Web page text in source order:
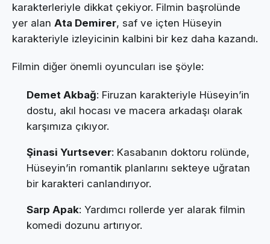
karakterleriyle dikkat çekiyor. Filmin başrolünde
yer alan Ata Demirer, saf ve içten Hüseyin
karakteriyle izleyicinin kalbini bir kez daha kazandı.
Filmin diğer önemli oyuncuları ise şöyle:
Demet Akbağ: Firuzan karakteriyle Hüseyin’in
dostu, akıl hocası ve macera arkadaşı olarak
karşımıza çıkıyor.
Şinasi Yurtsever: Kasabanın doktoru rolünde,
Hüseyin’in romantik planlarını sekteye uğratan
bir karakteri canlandırıyor.
Sarp Apak: Yardımcı rollerde yer alarak filmin
komedi dozunu artırıyor.